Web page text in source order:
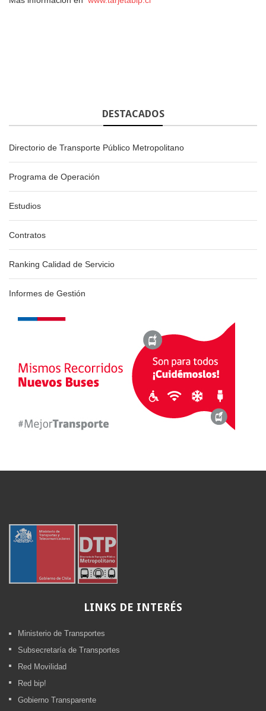
DESTACADOS
Directorio de Transporte Público Metropolitano
Programa de Operación
Estudios
Contratos
Ranking Calidad de Servicio
Informes de Gestión
LINKS DE INTERÉS
Ministerio de Transportes
Subsecretaría de Transportes
Red Movilidad
Red bip!
Gobierno Transparente